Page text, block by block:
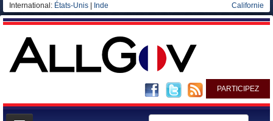
International: États-Unis Inde Californie
PARTICIPEZ